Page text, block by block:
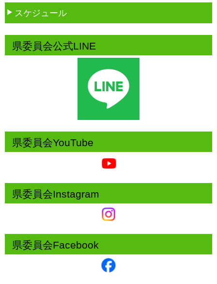
スケジュール
県委員会公式LINE
県委員会YouTube
県委員会Instagram
県委員会Facebook